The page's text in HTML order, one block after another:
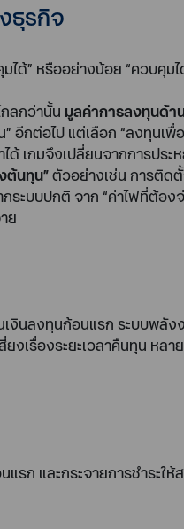
ธุรกิจ
ด้” หรืออย่างน้อย “ควบคุม
ลกว่านั้น มูลค่าการลงทุนด้า
อีกต่อไป แต่เลือก “ลงทุนเ
ด้ เกมจึงเปลี่ยนจากการประ
ต้นทุน”ตัวอย่างเช่น การติดตั้
บบปกติ จาก “ค่าไฟที่ต้อง
ย
งินลงทุนก้อนแรก ระบบพลั
รื่องระยะเวลาคืนทุน หลา
รก และกระจายการชำระใ